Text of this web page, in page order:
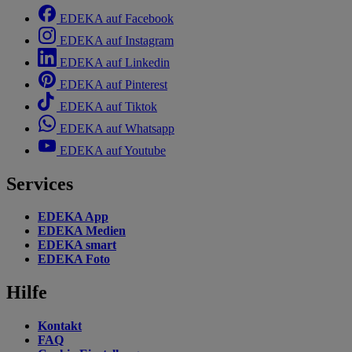
EDEKA auf Facebook
EDEKA auf Instagram
EDEKA auf Linkedin
EDEKA auf Pinterest
EDEKA auf Tiktok
EDEKA auf Whatsapp
EDEKA auf Youtube
Services
EDEKA App
EDEKA Medien
EDEKA smart
EDEKA Foto
Hilfe
Kontakt
FAQ